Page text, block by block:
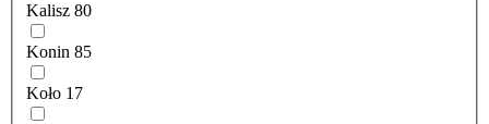
Kalisz 80
Konin 85
Koło 17